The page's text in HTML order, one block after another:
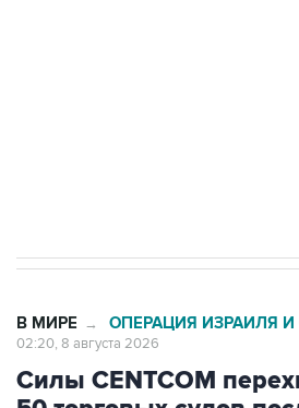
Силы CENTCOM
50 торговых судов
возобновления